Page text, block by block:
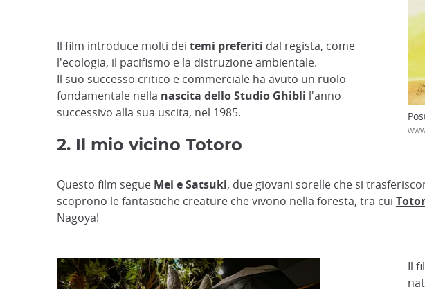
Il film introduce molti dei temi preferiti dal regista, come
l'ecologia, il pacifismo e la distruzione ambientale.
Il suo successo critico e commerciale ha avuto un ruolo
fondamentale nella nascita dello Studio Ghibli l'anno
successivo alla sua uscita, nel 1985.
2. Il mio vicino Totoro
Questo film segue Mei e Satsuki, due giovani sorelle che si
scoprono le fantastiche creature che vivono nella foresta, tra cui
Nagoya!
Il